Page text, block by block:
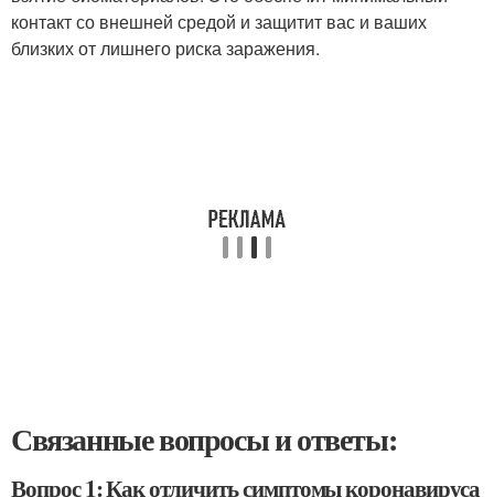
контакт со внешней средой и защитит вас и ваших
близких от лишнего риска заражения.
Связанные вопросы и ответы:
Вопрос 1: Как отличить симптомы коронавируса